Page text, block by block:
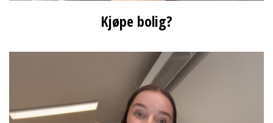
Kjøpe bolig?